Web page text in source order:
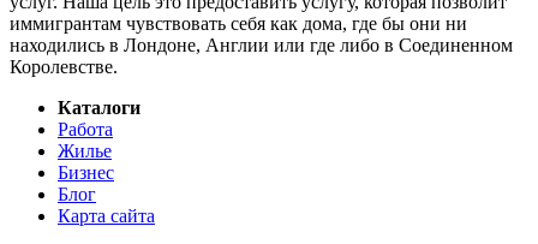
иммигрантам чувствовать себя как дома, где бы они ни
находились в Лондоне, Англии или где либо в Соединенном
Королевстве.
Каталоги
Работа
Жилье
Бизнес
Блог
Карта сайта